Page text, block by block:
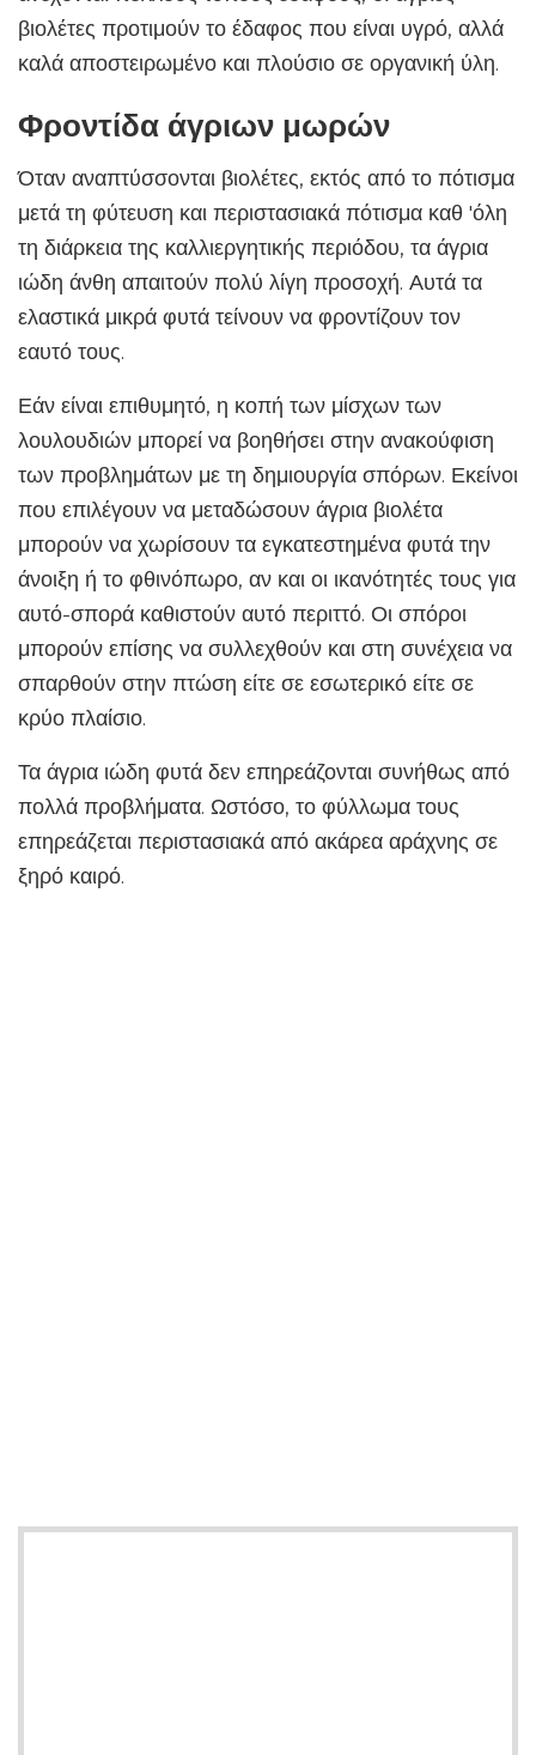
βιολέτες προτιμούν το έδαφος που είναι υγρό, αλλά
καλά αποστειρωμένο και πλούσιο σε οργανική ύλη.
Φροντίδα άγριων μωρών
Όταν αναπτύσσονται βιολέτες, εκτός από το πότισμα
μετά τη φύτευση και περιστασιακά πότισμα καθ 'όλη
τη διάρκεια της καλλιεργητικής περιόδου, τα άγρια ​​
ιώδη άνθη απαιτούν πολύ λίγη προσοχή. Αυτά τα
ελαστικά μικρά φυτά τείνουν να φροντίζουν τον
εαυτό τους.
Εάν είναι επιθυμητό, ​​η κοπή των μίσχων των
λουλουδιών μπορεί να βοηθήσει στην ανακούφιση
των προβλημάτων με τη δημιουργία σπόρων. Εκείνοι
που επιλέγουν να μεταδώσουν άγρια ​​βιολέτα
μπορούν να χωρίσουν τα εγκατεστημένα φυτά την
άνοιξη ή το φθινόπωρο, αν και οι ικανότητές τους για
αυτό-σπορά καθιστούν αυτό περιττό. Οι σπόροι
μπορούν επίσης να συλλεχθούν και στη συνέχεια να
σπαρθούν στην πτώση είτε σε εσωτερικό είτε σε
κρύο πλαίσιο.
Τα άγρια ​​ιώδη φυτά δεν επηρεάζονται συνήθως από
πολλά προβλήματα. Ωστόσο, το φύλλωμα τους
επηρεάζεται περιστασιακά από ακάρεα αράχνης σε
ξηρό καιρό.